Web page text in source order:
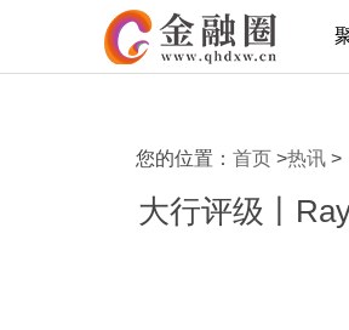
您的位置： 首页 >热讯 >
大行评级丨